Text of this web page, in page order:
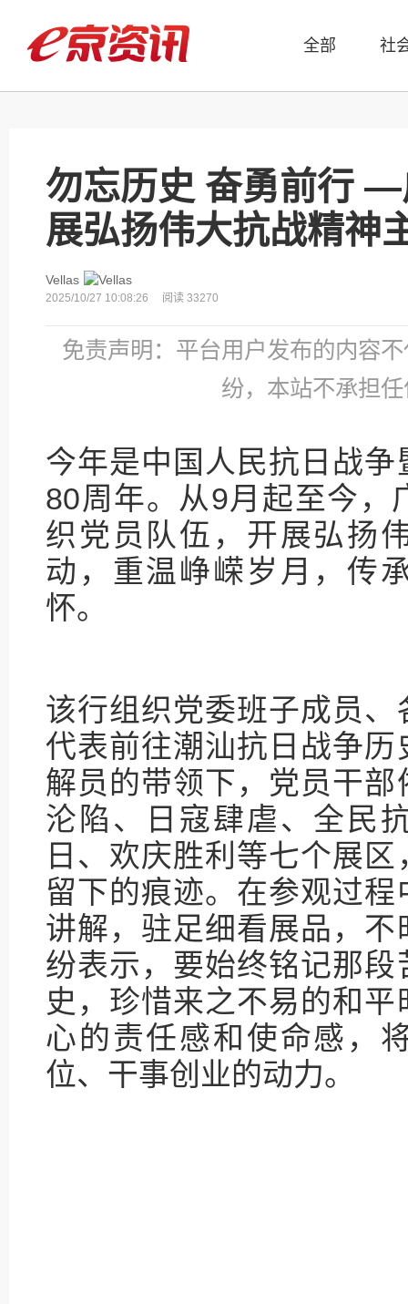
全部 社
勿忘历史 奋勇前行
展弘扬伟大抗战精神
Vellas
2025/10/27 10:08:26 阅读 33270
免责声明：平台用户发布的内容
纷，本站不承担
今年是中国人民抗日战
80周年。从9月起至今，
织党员队伍，开展弘扬
动，重温峥嵘岁月，传
怀。
该行组织党委班子成员
代表前往潮汕抗日战争
解员的带领下，党员干
沦陷、日寇肆虐、全民
日、欢庆胜利等七个展
留下的痕迹。在参观过
讲解，驻足细看展品，
纷表示，要始终铭记那
史，珍惜来之不易的和
心的责任感和使命感，
位、干事创业的动力。